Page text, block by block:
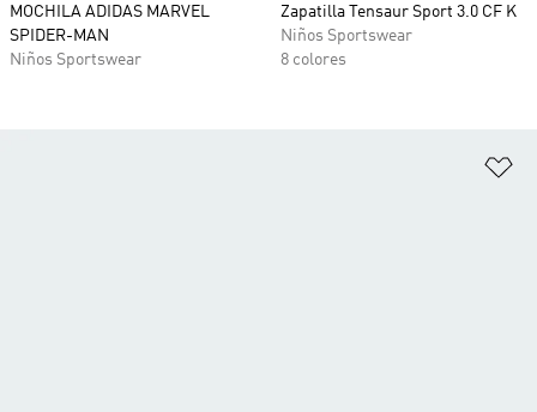
MOCHILA ADIDAS MARVEL
SPIDER-MAN
Niños Sportswear
Zapatilla Tensaur Sport 3.0 CF K
Niños Sportswear
8 colores